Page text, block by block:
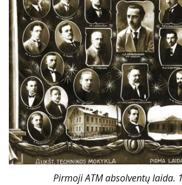
Pirmoji ATM absolventų laida.